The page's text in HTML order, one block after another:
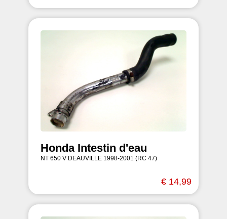
Honda Intestin d'eau
NT 650 V DEAUVILLE 1998-2001 (RC 47)
€ 14,99